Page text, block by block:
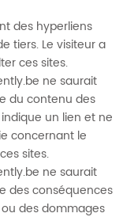
des hyperliens
tiers. Le visiteur a
ces sites.
ne saurait
du contenu des
un lien et ne
concernant le
sites.
ne saurait
des conséquences
des dommages